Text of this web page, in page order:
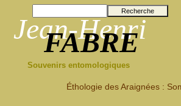
Jean-Henri
FABRE
Souvenirs entomologiques
Éthologie des Araignées :
Recherche